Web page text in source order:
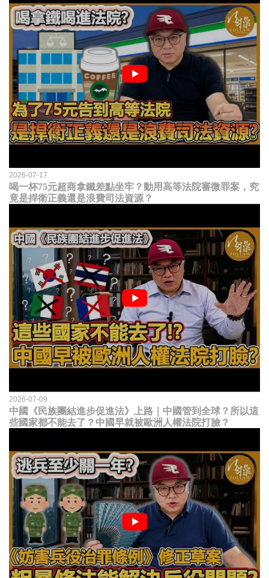
2026-07-17
喝一杯75元超商拿鐵差點坐牢？動用高等法院審微罪案，究
竟是捍衛正義還是浪費司法資源？
2026-07-09
中國《民族團結進步促進法》上路｜中國管到全球？所以這
些國家都不能去了？中國早就被歐洲人權法院打臉？